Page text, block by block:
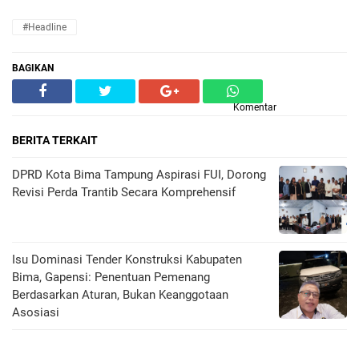
#Headline
BAGIKAN
Komentar
BERITA TERKAIT
DPRD Kota Bima Tampung Aspirasi FUI, Dorong
Revisi Perda Trantib Secara Komprehensif
Isu Dominasi Tender Konstruksi Kabupaten
Bima, Gapensi: Penentuan Pemenang
Berdasarkan Aturan, Bukan Keanggotaan
Asosiasi